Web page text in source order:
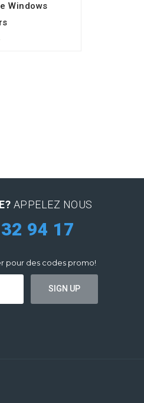
Windows
APPELEZ NOUS
94 17
pour des codes promo!